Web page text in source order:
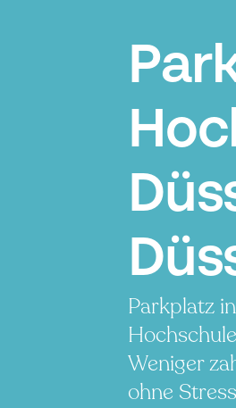
Parkplatz
Weniger
ohne